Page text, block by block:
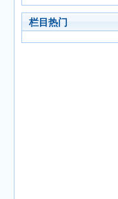
栏目热门